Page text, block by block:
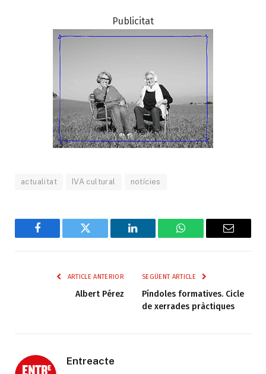
Publicitat
actualitat IVA cultural notícies
Facebook Twitter LinkedIn WhatsAppEmail
ARTICLE ANTERIOR
Albert Pérez
SEGÜENT ARTICLE
Píndoles formatives. Cicle
de xerrades pràctiques
Entreacte